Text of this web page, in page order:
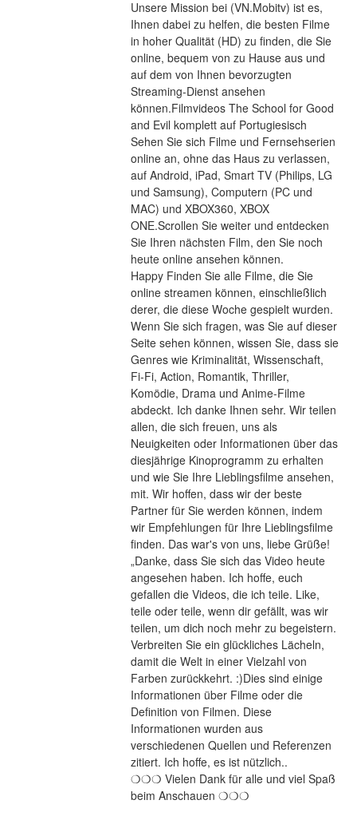
Unsere Mission bei (VN.Mobitv) ist es,
Ihnen dabei zu helfen, die besten Filme
in hoher Qualität (HD) zu finden, die Sie
online, bequem von zu Hause aus und
auf dem von Ihnen bevorzugten
Streaming-Dienst ansehen
können.Filmvideos The School for Good
and Evil komplett auf Portugiesisch
Sehen Sie sich Filme und Fernsehserien
online an, ohne das Haus zu verlassen,
auf Android, iPad, Smart TV (Philips, LG
und Samsung), Computern (PC und
MAC) und XBOX360, XBOX
ONE.Scrollen Sie weiter und entdecken
Sie Ihren nächsten Film, den Sie noch
heute online ansehen können.
Happy Finden Sie alle Filme, die Sie
online streamen können, einschließlich
derer, die diese Woche gespielt wurden.
Wenn Sie sich fragen, was Sie auf dieser
Seite sehen können, wissen Sie, dass sie
Genres wie Kriminalität, Wissenschaft,
Fi-Fi, Action, Romantik, Thriller,
Komödie, Drama und Anime-Filme
abdeckt. Ich danke Ihnen sehr. Wir teilen
allen, die sich freuen, uns als
Neuigkeiten oder Informationen über das
diesjährige Kinoprogramm zu erhalten
und wie Sie Ihre Lieblingsfilme ansehen,
mit. Wir hoffen, dass wir der beste
Partner für Sie werden können, indem
wir Empfehlungen für Ihre Lieblingsfilme
finden. Das war's von uns, liebe Grüße!
„Danke, dass Sie sich das Video heute
angesehen haben. Ich hoffe, euch
gefallen die Videos, die ich teile. Like,
teile oder teile, wenn dir gefällt, was wir
teilen, um dich noch mehr zu begeistern.
Verbreiten Sie ein glückliches Lächeln,
damit die Welt in einer Vielzahl von
Farben zurückkehrt. :)Dies sind einige
Informationen über Filme oder die
Definition von Filmen. Diese
Informationen wurden aus
verschiedenen Quellen und Referenzen
zitiert. Ich hoffe, es ist nützlich..
❍❍❍ Vielen Dank für alle und viel Spaß
beim Anschauen ❍❍❍